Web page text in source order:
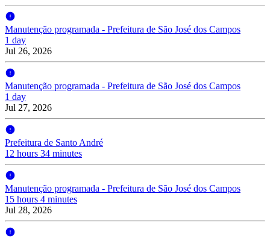
Manutenção programada - Prefeitura de São José dos Campos
1 day
Jul 26, 2026
Manutenção programada - Prefeitura de São José dos Campos
1 day
Jul 27, 2026
Prefeitura de Santo André
12 hours 34 minutes
Manutenção programada - Prefeitura de São José dos Campos
15 hours 4 minutes
Jul 28, 2026